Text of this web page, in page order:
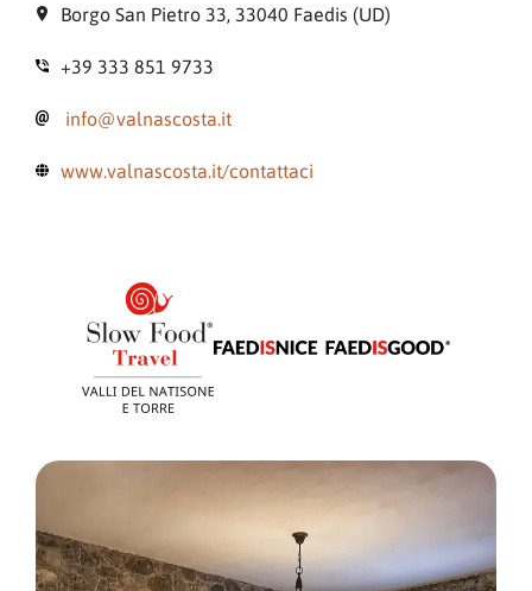
Borgo San Pietro 33, 33040 Faedis (UD)
+39 333 851 9733
info@valnascosta.it
www.valnascosta.it/contattaci